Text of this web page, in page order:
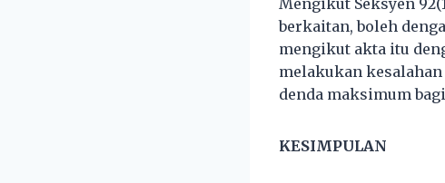
Mengikut Seksyen
berkaitan, boleh
mengikut akta itu
melakukan
denda maksimum
KESIMPULAN